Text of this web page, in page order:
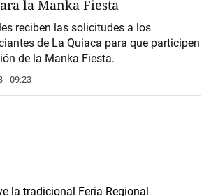
la Manka Fiesta
reciben las solicitudes a los
de La Quiaca para que participen
de la Manka Fiesta.
- 09:23